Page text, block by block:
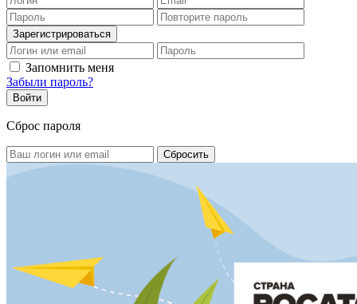
Запомнить меня
Забыли пароль?
Сброс пароля